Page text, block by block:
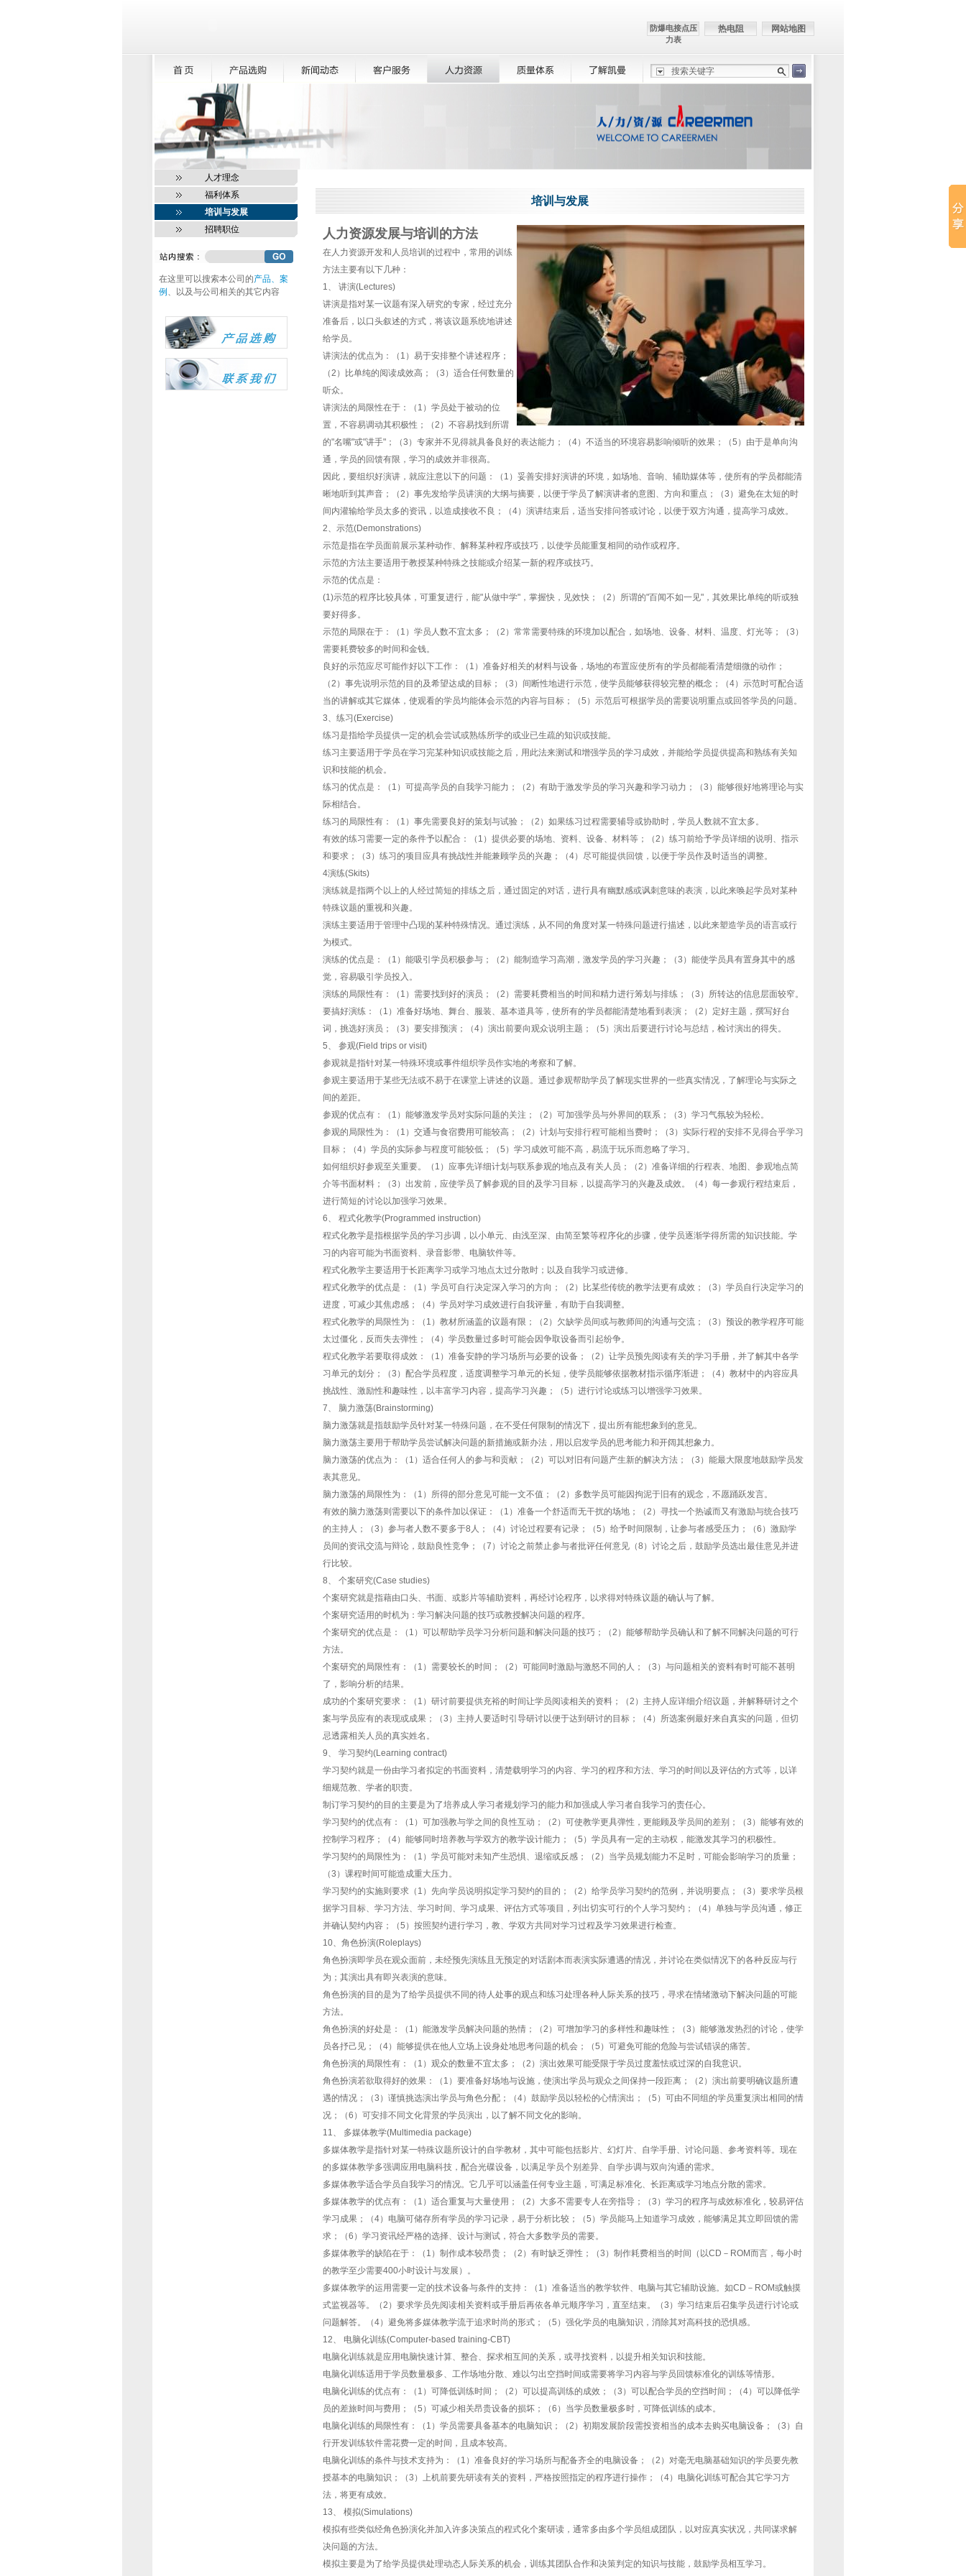
防爆电接点压
力表
热电阻 网站地图
培训与发展
人力资源发展与培训的方法
在人力资源开发和人员培训的过程中，常用的训练
方法主要有以下几种：
1、 讲演(Lectures)
讲演是指对某一议题有深入研究的专家，经过充分
准备后，以口头叙述的方式，将该议题系统地讲述
给学员。
讲演法的优点为：（1）易于安排整个讲述程序；
（2）比单纯的阅读成效高；（3）适合任何数量的
听众。
讲演法的局限性在于：（1）学员处于被动的位
置，不容易调动其积极性；（2）不容易找到所谓
的"名嘴"或"讲手"；（3）专家并不见得就具备良好的表达能力；（4）不适当的环境容易影响倾听的效果；（5）由于是单向沟
通，学员的回馈有限，学习的成效并非很高。
因此，要组织好演讲，就应注意以下的问题：（1）妥善安排好演讲的环境，如场地、音响、辅助媒体等，使所有的学员都能清
晰地听到其声音；（2）事先发给学员讲演的大纲与摘要，以便于学员了解演讲者的意图、方向和重点；（3）避免在太短的时
间内灌输给学员太多的资讯，以造成接收不良；（4）演讲结束后，适当安排问答或讨论，以便于双方沟通，提高学习成效。
2、示范(Demonstrations)
示范是指在学员面前展示某种动作、解释某种程序或技巧，以使学员能重复相同的动作或程序。
示范的方法主要适用于教授某种特殊之技能或介绍某一新的程序或技巧。
示范的优点是：
(1)示范的程序比较具体，可重复进行，能"从做中学"，掌握快，见效快；（2）所谓的"百闻不如一见"，其效果比单纯的听或独
要好得多。
示范的局限在于：（1）学员人数不宜太多；（2）常常需要特殊的环境加以配合，如场地、设备、材料、温度、灯光等；（3）
需要耗费较多的时间和金钱。
良好的示范应尽可能作好以下工作：（1）准备好相关的材料与设备，场地的布置应使所有的学员都能看清楚细微的动作；
（2）事先说明示范的目的及希望达成的目标；（3）间断性地进行示范，使学员能够获得较完整的概念；（4）示范时可配合适
当的讲解或其它媒体，使观看的学员均能体会示范的内容与目标；（5）示范后可根据学员的需要说明重点或回答学员的问题。
3、练习(Exercise)
练习是指给学员提供一定的机会尝试或熟练所学的或业已生疏的知识或技能。
练习主要适用于学员在学习完某种知识或技能之后，用此法来测试和增强学员的学习成效，并能给学员提供提高和熟练有关知
识和技能的机会。
练习的优点是：（1）可提高学员的自我学习能力；（2）有助于激发学员的学习兴趣和学习动力；（3）能够很好地将理论与实
际相结合。
练习的局限性有：（1）事先需要良好的策划与试验；（2）如果练习过程需要辅导或协助时，学员人数就不宜太多。
有效的练习需要一定的条件予以配合：（1）提供必要的场地、资料、设备、材料等；（2）练习前给予学员详细的说明、指示
和要求；（3）练习的项目应具有挑战性并能兼顾学员的兴趣；（4）尽可能提供回馈，以便于学员作及时适当的调整。
4演练(Skits)
演练就是指两个以上的人经过简短的排练之后，通过固定的对话，进行具有幽默感或讽刺意味的表演，以此来唤起学员对某种
特殊议题的重视和兴趣。
演练主要适用于管理中凸现的某种特殊情况。通过演练，从不同的角度对某一特殊问题进行描述，以此来塑造学员的语言或行
为模式。
演练的优点是：（1）能吸引学员积极参与；（2）能制造学习高潮，激发学员的学习兴趣；（3）能使学员具有置身其中的感
觉，容易吸引学员投入。
演练的局限性有：（1）需要找到好的演员；（2）需要耗费相当的时间和精力进行筹划与排练；（3）所转达的信息层面较窄。
要搞好演练：（1）准备好场地、舞台、服装、基本道具等，使所有的学员都能清楚地看到表演；（2）定好主题，撰写好台
词，挑选好演员；（3）要安排预演；（4）演出前要向观众说明主题；（5）演出后要进行讨论与总结，检讨演出的得失。
5、 参观(Field trips or visit)
参观就是指针对某一特殊环境或事件组织学员作实地的考察和了解。
参观主要适用于某些无法或不易于在课堂上讲述的议题。通过参观帮助学员了解现实世界的一些真实情况，了解理论与实际之
间的差距。
参观的优点有：（1）能够激发学员对实际问题的关注；（2）可加强学员与外界间的联系；（3）学习气氛较为轻松。
参观的局限性为：（1）交通与食宿费用可能较高；（2）计划与安排行程可能相当费时；（3）实际行程的安排不见得合乎学习
目标；（4）学员的实际参与程度可能较低；（5）学习成效可能不高，易流于玩乐而忽略了学习。
如何组织好参观至关重要。（1）应事先详细计划与联系参观的地点及有关人员；（2）准备详细的行程表、地图、参观地点简
介等书面材料；（3）出发前，应使学员了解参观的目的及学习目标，以提高学习的兴趣及成效。（4）每一参观行程结束后，
进行简短的讨论以加强学习效果。
6、 程式化教学(Programmed instruction)
程式化教学是指根据学员的学习步调，以小单元、由浅至深、由简至繁等程序化的步骤，使学员逐渐学得所需的知识技能。学
习的内容可能为书面资料、录音影带、电脑软件等。
程式化教学主要适用于长距离学习或学习地点太过分散时；以及自我学习或进修。
程式化教学的优点是：（1）学员可自行决定深入学习的方向；（2）比某些传统的教学法更有成效；（3）学员自行决定学习的
进度，可减少其焦虑感；（4）学员对学习成效进行自我评量，有助于自我调整。
程式化教学的局限性为：（1）教材所涵盖的议题有限；（2）欠缺学员间或与教师间的沟通与交流；（3）预设的教学程序可能
太过僵化，反而失去弹性；（4）学员数量过多时可能会因争取设备而引起纷争。
程式化教学若要取得成效：（1）准备安静的学习场所与必要的设备；（2）让学员预先阅读有关的学习手册，并了解其中各学
习单元的划分；（3）配合学员程度，适度调整学习单元的长短，使学员能够依据教材指示循序渐进；（4）教材中的内容应具
挑战性、激励性和趣味性，以丰富学习内容，提高学习兴趣；（5）进行讨论或练习以增强学习效果。
7、 脑力激荡(Brainstorming)
脑力激荡就是指鼓励学员针对某一特殊问题，在不受任何限制的情况下，提出所有能想象到的意见。
脑力激荡主要用于帮助学员尝试解决问题的新措施或新办法，用以启发学员的思考能力和开阔其想象力。
脑力激荡的优点为：（1）适合任何人的参与和贡献；（2）可以对旧有问题产生新的解决方法；（3）能最大限度地鼓励学员发
表其意见。
脑力激荡的局限性为：（1）所得的部分意见可能一文不值；（2）多数学员可能因拘泥于旧有的观念，不愿踊跃发言。
有效的脑力激荡则需要以下的条件加以保证：（1）准备一个舒适而无干扰的场地；（2）寻找一个热诚而又有激励与统合技巧
的主持人；（3）参与者人数不要多于8人；（4）讨论过程要有记录；（5）给予时间限制，让参与者感受压力；（6）激励学
员间的资讯交流与辩论，鼓励良性竞争；（7）讨论之前禁止参与者批评任何意见（8）讨论之后，鼓励学员选出最佳意见并进
行比较。
8、 个案研究(Case studies)
个案研究就是指藉由口头、书面、或影片等辅助资料，再经讨论程序，以求得对特殊议题的确认与了解。
个案研究适用的时机为：学习解决问题的技巧或教授解决问题的程序。
个案研究的优点是：（1）可以帮助学员学习分析问题和解决问题的技巧；（2）能够帮助学员确认和了解不同解决问题的可行
方法。
个案研究的局限性有：（1）需要较长的时间；（2）可能同时激励与激怒不同的人；（3）与问题相关的资料有时可能不甚明
了，影响分析的结果。
成功的个案研究要求：（1）研讨前要提供充裕的时间让学员阅读相关的资料；（2）主持人应详细介绍议题，并解释研讨之个
案与学员应有的表现或成果；（3）主持人要适时引导研讨以便于达到研讨的目标；（4）所选案例最好来自真实的问题，但切
忌透露相关人员的真实姓名。
9、 学习契约(Learning contract)
学习契约就是一份由学习者拟定的书面资料，清楚载明学习的内容、学习的程序和方法、学习的时间以及评估的方式等，以详
细规范教、学者的职责。
制订学习契约的目的主要是为了培养成人学习者规划学习的能力和加强成人学习者自我学习的责任心。
学习契约的优点有：（1）可加强教与学之间的良性互动；（2）可使教学更具弹性，更能顾及学员间的差别；（3）能够有效的
控制学习程序；（4）能够同时培养教与学双方的教学设计能力；（5）学员具有一定的主动权，能激发其学习的积极性。
学习契约的局限性为：（1）学员可能对未知产生恐惧、退缩或反感；（2）当学员规划能力不足时，可能会影响学习的质量；
（3）课程时间可能造成重大压力。
学习契约的实施则要求（1）先向学员说明拟定学习契约的目的；（2）给学员学习契约的范例，并说明要点；（3）要求学员根
据学习目标、学习方法、学习时间、学习成果、评估方式等项目，列出切实可行的个人学习契约；（4）单独与学员沟通，修正
并确认契约内容；（5）按照契约进行学习，教、学双方共同对学习过程及学习效果进行检查。
10、角色扮演(Roleplays)
角色扮演即学员在观众面前，未经预先演练且无预定的对话剧本而表演实际遭遇的情况，并讨论在类似情况下的各种反应与行
为；其演出具有即兴表演的意味。
角色扮演的目的是为了给学员提供不同的待人处事的观点和练习处理各种人际关系的技巧，寻求在情绪激动下解决问题的可能
方法。
角色扮演的好处是：（1）能激发学员解决问题的热情；（2）可增加学习的多样性和趣味性；（3）能够激发热烈的讨论，使学
员各抒己见；（4）能够提供在他人立场上设身处地思考问题的机会；（5）可避免可能的危险与尝试错误的痛苦。
角色扮演的局限性有：（1）观众的数量不宜太多；（2）演出效果可能受限于学员过度羞怯或过深的自我意识。
角色扮演若欲取得好的效果：（1）要准备好场地与设施，使演出学员与观众之间保持一段距离；（2）演出前要明确议题所遭
遇的情况；（3）谨慎挑选演出学员与角色分配；（4）鼓励学员以轻松的心情演出；（5）可由不同组的学员重复演出相同的情
况；（6）可安排不同文化背景的学员演出，以了解不同文化的影响。
11、 多媒体教学(Multimedia package)
多媒体教学是指针对某一特殊议题所设计的自学教材，其中可能包括影片、幻灯片、自学手册、讨论问题、参考资料等。现在
的多媒体教学多强调应用电脑科技，配合光碟设备，以满足学员个别差异、自学步调与双向沟通的需求。
多媒体教学适合学员自我学习的情况。它几乎可以涵盖任何专业主题，可满足标准化、长距离或学习地点分散的需求。
多媒体教学的优点有：（1）适合重复与大量使用；（2）大多不需要专人在旁指导；（3）学习的程序与成效标准化，较易评估
学习成果；（4）电脑可储存所有学员的学习记录，易于分析比较；（5）学员能马上知道学习成效，能够满足其立即回馈的需
求；（6）学习资讯经严格的选择、设计与测试，符合大多数学员的需要。
多媒体教学的缺陷在于：（1）制作成本较昂贵；（2）有时缺乏弹性；（3）制作耗费相当的时间（以CD－ROM而言，每小时
的教学至少需要400小时设计与发展）。
多媒体教学的运用需要一定的技术设备与条件的支持：（1）准备适当的教学软件、电脑与其它辅助设施。如CD－ROM或触摸
式监视器等。（2）要求学员先阅读相关资料或手册后再依各单元顺序学习，直至结束。（3）学习结束后召集学员进行讨论或
问题解答。（4）避免将多媒体教学流于追求时尚的形式；（5）强化学员的电脑知识，消除其对高科技的恐惧感。
12、 电脑化训练(Computer-based training-CBT)
电脑化训练就是应用电脑快速计算、整合、探求相互间的关系，或寻找资料，以提升相关知识和技能。
电脑化训练适用于学员数量极多、工作场地分散、难以匀出空挡时间或需要将学习内容与学员回馈标准化的训练等情形。
电脑化训练的优点有：（1）可降低训练时间；（2）可以提高训练的成效；（3）可以配合学员的空挡时间；（4）可以降低学
员的差旅时间与费用；（5）可减少相关昂贵设备的损坏；（6）当学员数量极多时，可降低训练的成本。
电脑化训练的局限性有：（1）学员需要具备基本的电脑知识；（2）初期发展阶段需投资相当的成本去购买电脑设备；（3）自
行开发训练软件需花费一定的时间，且成本较高。
电脑化训练的条件与技术支持为：（1）准备良好的学习场所与配备齐全的电脑设备；（2）对毫无电脑基础知识的学员要先教
授基本的电脑知识；（3）上机前要先研读有关的资料，严格按照指定的程序进行操作；（4）电脑化训练可配合其它学习方
法，将更有成效。
13、 模拟(Simulations)
模拟有些类似经角色扮演化并加入许多决策点的程式化个案研读，通常多由多个学员组成团队，以对应真实状况，共同谋求解
决问题的方法。
模拟主要是为了给学员提供处理动态人际关系的机会，训练其团队合作和决策判定的知识与技能，鼓励学员相互学习。
人才理念
福利体系
培训与发展
招聘职位
在这里可以搜索本公司的产品、案
例 、以及与公司相关的其它内容